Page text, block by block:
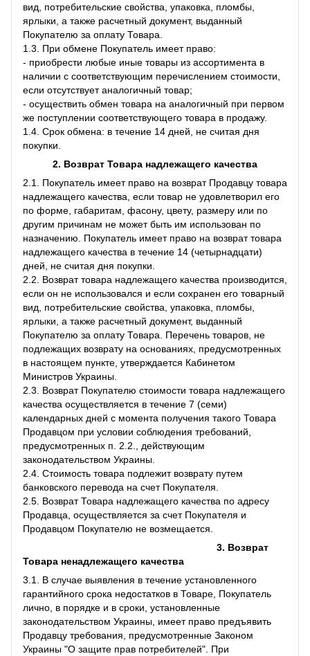
вид, потребительские свойства, упаковка, пломбы,
ярлыки, а также расчетный документ, выданный
Покупателю за оплату Товара.
1.3. При обмене Покупатель имеет право:
- приобрести любые иные товары из ассортимента в
наличии с соответствующим перечислением стоимости,
если отсутствует аналогичный товар;
- осуществить обмен товара на аналогичный при первом
же поступлении соответствующего товара в продажу.
1.4. Срок обмена: в течение 14 дней, не считая дня
покупки.
2. Возврат Товара надлежащего качества
2.1. Покупатель имеет право на возврат Продавцу товара
надлежащего качества, если товар не удовлетворил его
по форме, габаритам, фасону, цвету, размеру или по
другим причинам не может быть им использован по
назначению. Покупатель имеет право на возврат товара
надлежащего качества в течение 14 (четырнадцати)
дней, не считая дня покупки.
2.2. Возврат товара надлежащего качества производится,
если он не использовался и если сохранен его товарный
вид, потребительские свойства, упаковка, пломбы,
ярлыки, а также расчетный документ, выданный
Покупателю за оплату Товара. Перечень товаров, не
подлежащих возврату на основаниях, предусмотренных
в настоящем пункте, утверждается Кабинетом
Министров Украины.
2.3. Возврат Покупателю стоимости товара надлежащего
качества осуществляется в течение 7 (семи)
календарных дней с момента получения такого Товара
Продавцом при условии соблюдения требований,
предусмотренных п. 2.2., действующим
законодательством Украины.
2.4. Стоимость товара подлежит возврату путем
банковского перевода на счет Покупателя.
2.5. Возврат Товара надлежащего качества по адресу
Продавца, осуществляется за счет Покупателя и
Продавцом Покупателю не возмещается.
3. Возврат
Товара ненадлежащего качества
3.1. В случае выявления в течение установленного
гарантийного срока недостатков в Товаре, Покупатель
лично, в порядке и в сроки, установленные
законодательством Украины, имеет право предъявить
Продавцу требования, предусмотренные Законом
Украины "О защите прав потребителей". При